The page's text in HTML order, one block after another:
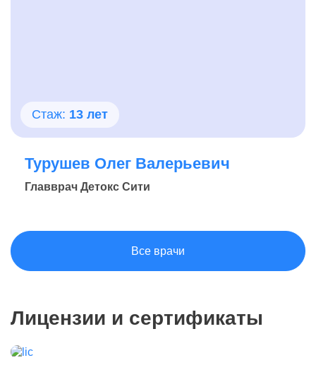
Стаж: 13 лет
Турушев Олег Валерьевич
Главврач Детокс Сити
Все врачи
Лицензии и сертификаты